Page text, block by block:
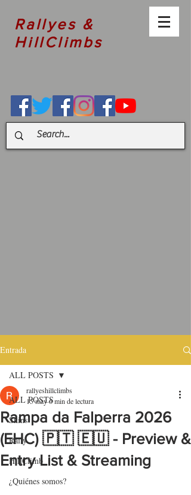
Rallyes &
HillClimbs
Entrada
ALL POSTS
Skins
Rally
HillClimb
¿Quiénes somos?
ALL POSTS
Rampa da Falperra 2026
(EHC) 🇵🇹 🇪🇺 - Preview &
Entry List & Streaming
rallyeshillclimbs
15 may6 min de lectura